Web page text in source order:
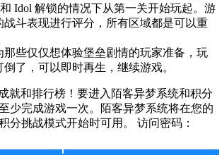
Idol 解锁的情况下从第一关开始玩起。游
战斗表现进行评分，所有区域都是可以重
那些仅仅想体验堡垒剧情的玩家准备，玩
了，可以即时再生，继续游戏。
就和排行榜！要进入陌客异梦系统和积分
少完成游戏一次。陌客异梦系统将在您的
分挑战模式开始时可用。 访问密码：